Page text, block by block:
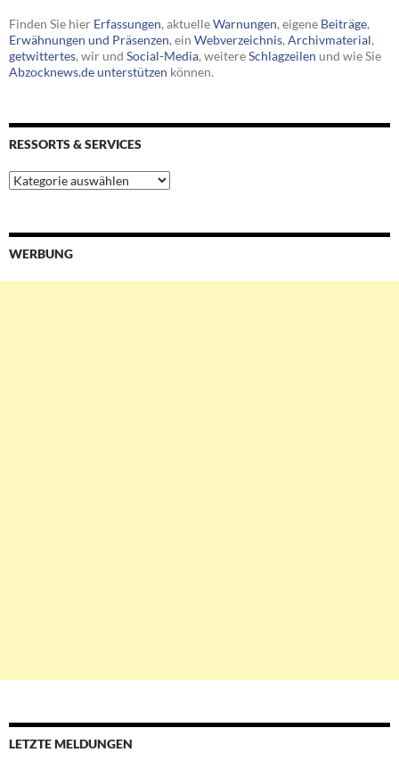
Finden Sie hier Erfassungen, aktuelleWarnungen, eigene Beiträge,
Erwähnungen und Präsenzen, ein Webverzeichnis, Archivmaterial,
getwittertes, wir und Social-Media, weitereSchlagzeilen und wie Sie
Abzocknews.de unterstützen können.
RESSORTS & SERVICES
Ressorts
&
WERBUNG
LETZTE MELDUNGEN